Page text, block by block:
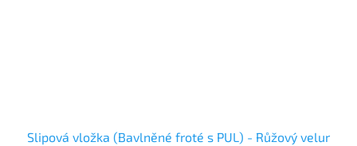
Slipová vložka (Bavlněné froté s PUL) - Růžový velur